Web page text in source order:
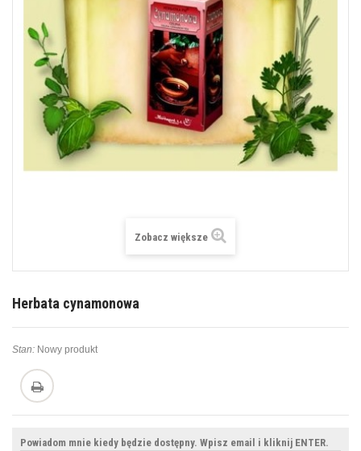
Zobacz większe
Herbata cynamonowa
Stan: Nowy produkt
Powiadom mnie kiedy będzie dostępny. Wpisz email i kliknij ENTER.